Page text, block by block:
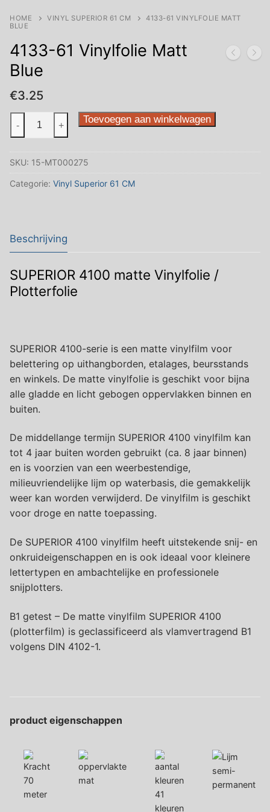
HOME VINYL SUPERIOR 61 CM
4133-61 VINYLFOLIE MATT
BLUE
4133-61 Vinylfolie Matt
Blue
€3.25
61
Matt
Blue
- + Toevoegen aan winkelwagen
SKU: 15-MT000275
Categorie: Vinyl Superior 61 CM
Beschrijving
SUPERIOR 4100 matte Vinylfolie /
Plotterfolie
SUPERIOR 4100-serie is een matte vinylfilm voor
belettering op uithangborden, etalages, beursstands
en winkels. De matte vinylfolie is geschikt voor bijna
alle gladde en licht gebogen oppervlakken binnen en
buiten.
De middellange termijn SUPERIOR 4100 vinylfilm kan
tot 4 jaar buiten worden gebruikt (ca. 8 jaar binnen)
en is voorzien van een weerbestendige,
milieuvriendelijke lijm op waterbasis, die gemakkelijk
weer kan worden verwijderd. De vinylfilm is geschikt
voor droge en natte toepassing.
De SUPERIOR 4100 vinylfilm heeft uitstekende snij- en
onkruideigenschappen en is ook ideaal voor kleinere
lettertypen en ambachtelijke en professionele
snijplotters.
B1 getest – De matte vinylfilm SUPERIOR 4100
(plotterfilm) is geclassificeerd als vlamvertragend B1
volgens DIN 4102-1.
product eigenschappen
70
meter
mat
41
kleuren
semi-
permanent